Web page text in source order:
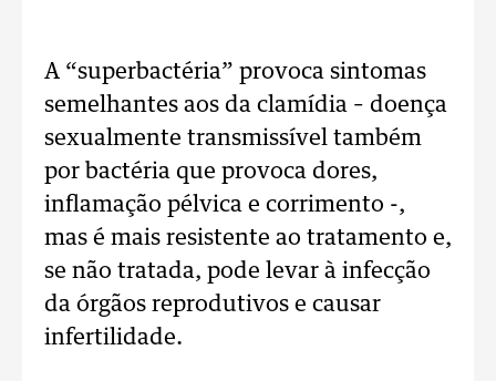
A “superbactéria” provoca sintomas
semelhantes aos da clamídia – doença
sexualmente transmissível também
por bactéria que provoca dores,
inflamação pélvica e corrimento -,
mas é mais resistente ao tratamento e,
se não tratada, pode levar à infecção
da órgãos reprodutivos e causar
infertilidade.